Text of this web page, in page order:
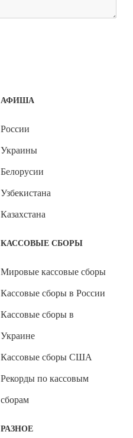
АФИША
России
Украины
Белорусии
Узбекистана
Казахстана
КАССОВЫЕ СБОРЫ
Мировые кассовые сборы
Кассовые сборы в России
Кассовые сборы в
Украине
Кассовые сборы США
Рекорды по кассовым
сборам
РАЗНОЕ